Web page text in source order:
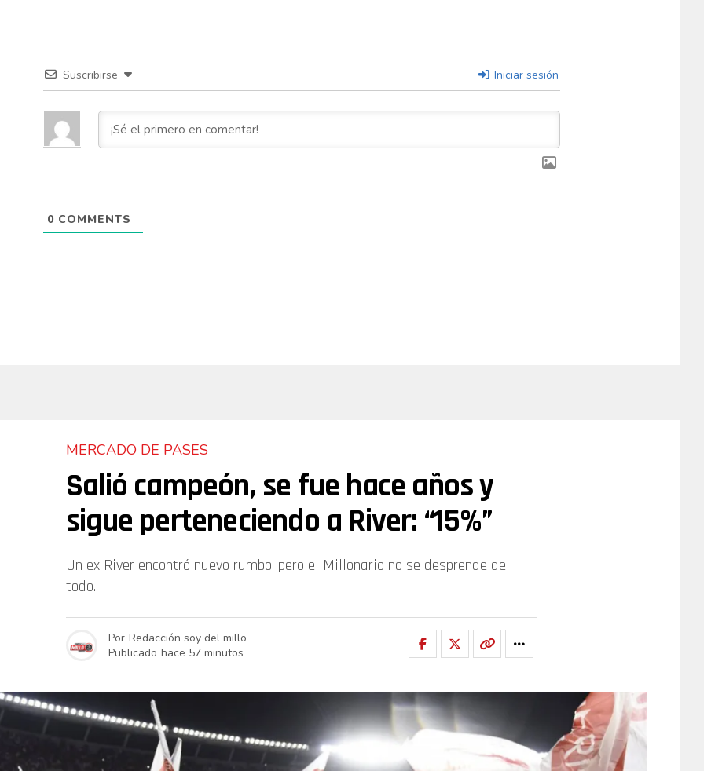
Suscribirse Iniciar sesión
0 COMMENTS
MERCADO DE PASES
Salió campeón, se fue hace años y
sigue perteneciendo a River: “15%”
Un ex River encontró nuevo rumbo, pero el Millonario no se desprende del
todo.
Por Redacción soy del millo
Publicado hace 57 minutos